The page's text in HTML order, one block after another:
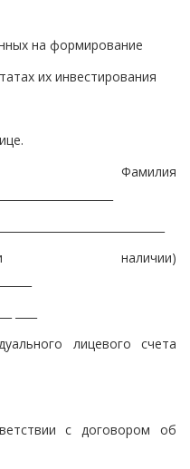
на формирование
их инвестирования
наличии)
____
лицевого счета
с договором об